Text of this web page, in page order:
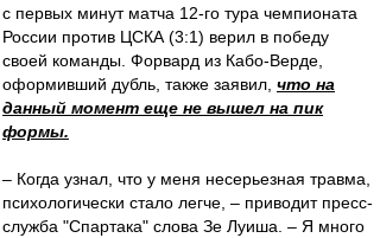
с первых минут матча 12-го тура чемпионата
России против ЦСКА (3:1) верил в победу
своей команды. Форвард из Кабо-Верде,
оформивший дубль, также заявил, что на
данный момент еще не вышел на пик
формы.
– Когда узнал, что у меня несерьезная травма,
психологически стало легче, – приводит пресс-
служба "Спартака" слова Зе Луиша. – Я много